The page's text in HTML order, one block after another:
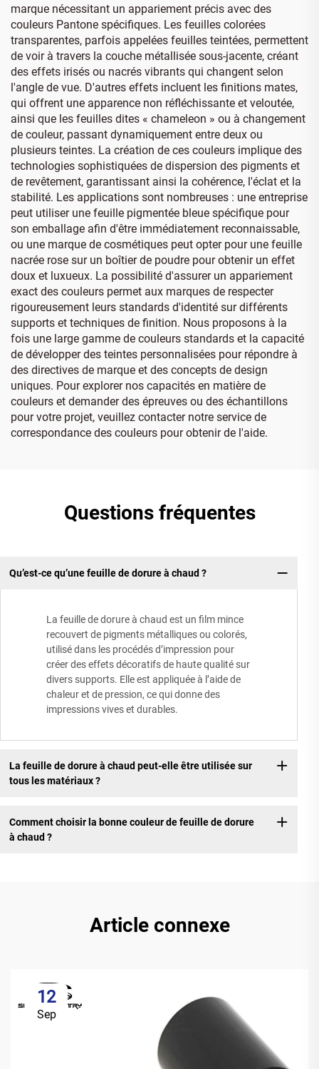
marque nécessitant un appariement précis avec des
couleurs Pantone spécifiques. Les feuilles colorées
transparentes, parfois appelées feuilles teintées, permettent
de voir à travers la couche métallisée sous-jacente, créant
des effets irisés ou nacrés vibrants qui changent selon
l'angle de vue. D'autres effets incluent les finitions mates,
qui offrent une apparence non réfléchissante et veloutée,
ainsi que les feuilles dites « chameleon » ou à changement
de couleur, passant dynamiquement entre deux ou
plusieurs teintes. La création de ces couleurs implique des
technologies sophistiquées de dispersion des pigments et
de revêtement, garantissant ainsi la cohérence, l'éclat et la
stabilité. Les applications sont nombreuses : une entreprise
peut utiliser une feuille pigmentée bleue spécifique pour
son emballage afin d'être immédiatement reconnaissable,
ou une marque de cosmétiques peut opter pour une feuille
nacrée rose sur un boîtier de poudre pour obtenir un effet
doux et luxueux. La possibilité d'assurer un appariement
exact des couleurs permet aux marques de respecter
rigoureusement leurs standards d'identité sur différents
supports et techniques de finition. Nous proposons à la
fois une large gamme de couleurs standards et la capacité
de développer des teintes personnalisées pour répondre à
des directives de marque et des concepts de design
uniques. Pour explorer nos capacités en matière de
couleurs et demander des épreuves ou des échantillons
pour votre projet, veuillez contacter notre service de
correspondance des couleurs pour obtenir de l'aide.
Questions fréquentes
Qu’est-ce qu’une feuille de dorure à chaud ?
La feuille de dorure à chaud est un film mince
recouvert de pigments métalliques ou colorés,
utilisé dans les procédés d’impression pour
créer des effets décoratifs de haute qualité sur
divers supports. Elle est appliquée à l’aide de
chaleur et de pression, ce qui donne des
impressions vives et durables.
La feuille de dorure à chaud peut-elle être utilisée sur
tous les matériaux ?
Comment choisir la bonne couleur de feuille de dorure
à chaud ?
Article connexe
12
Sep